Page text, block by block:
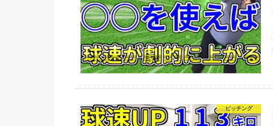
ピッチング